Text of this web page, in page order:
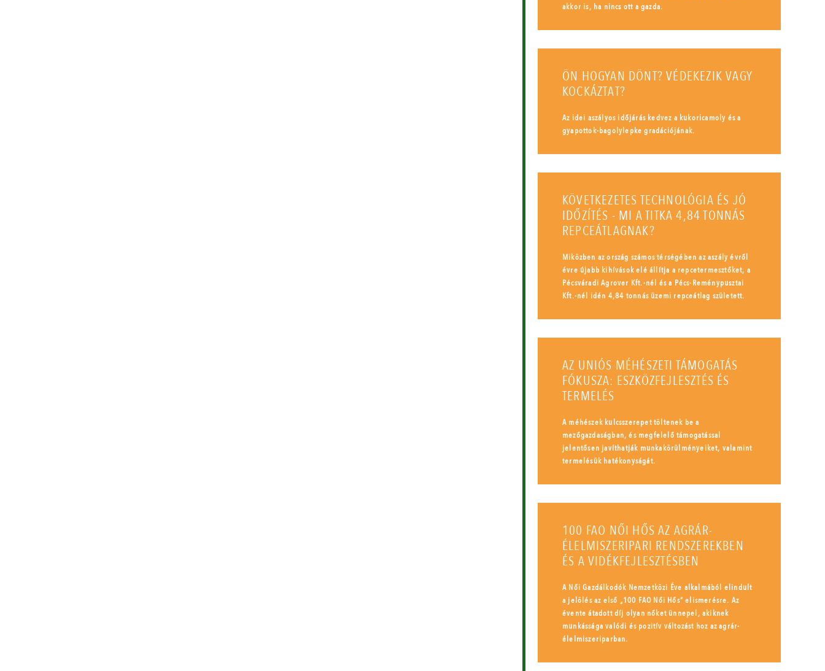
akkor is, ha nincs ott a gazda.
ÖN HOGYAN DÖNT? VÉDEKEZIK VAGY
KOCKÁZTAT?
Az idei aszályos időjárás kedvez a kukoricamoly és a
gyapottok-bagolylepke gradációjának.
KÖVETKEZETES TECHNOLÓGIA ÉS JÓ
IDŐZÍTÉS - MI A TITKA 4,84 TONNÁS
REPCEÁTLAGNAK?
Miközben az ország számos térségében az aszály évről
évre újabb kihívások elé állítja a repcetermesztőket, a
Pécsváradi Agrover Kft.-nél és a Pécs-Reménypusztai
Kft.-nél idén 4,84 tonnás üzemi repceátlag született.
AZ UNIÓS MÉHÉSZETI TÁMOGATÁS
FÓKUSZA: ESZKÖZFEJLESZTÉS ÉS
TERMELÉS
A méhészek kulcsszerepet töltenek be a
mezőgazdaságban, és megfelelő támogatással
jelentősen javíthatják munkakörülményeiket, valamint
termelésük hatékonyságát.
100 FAO NŐI HŐS AZ AGRÁR-
ÉLELMISZERIPARI RENDSZEREKBEN
ÉS A VIDÉKFEJLESZTÉSBEN
A Női Gazdálkodók Nemzetközi Éve alkalmából elindult
a jelölés az első „100 FAO Női Hős” elismerésre. Az
évente átadott díj olyan nőket ünnepel, akiknek
munkássága valódi és pozitív változást hoz az agrár-
élelmiszeriparban.